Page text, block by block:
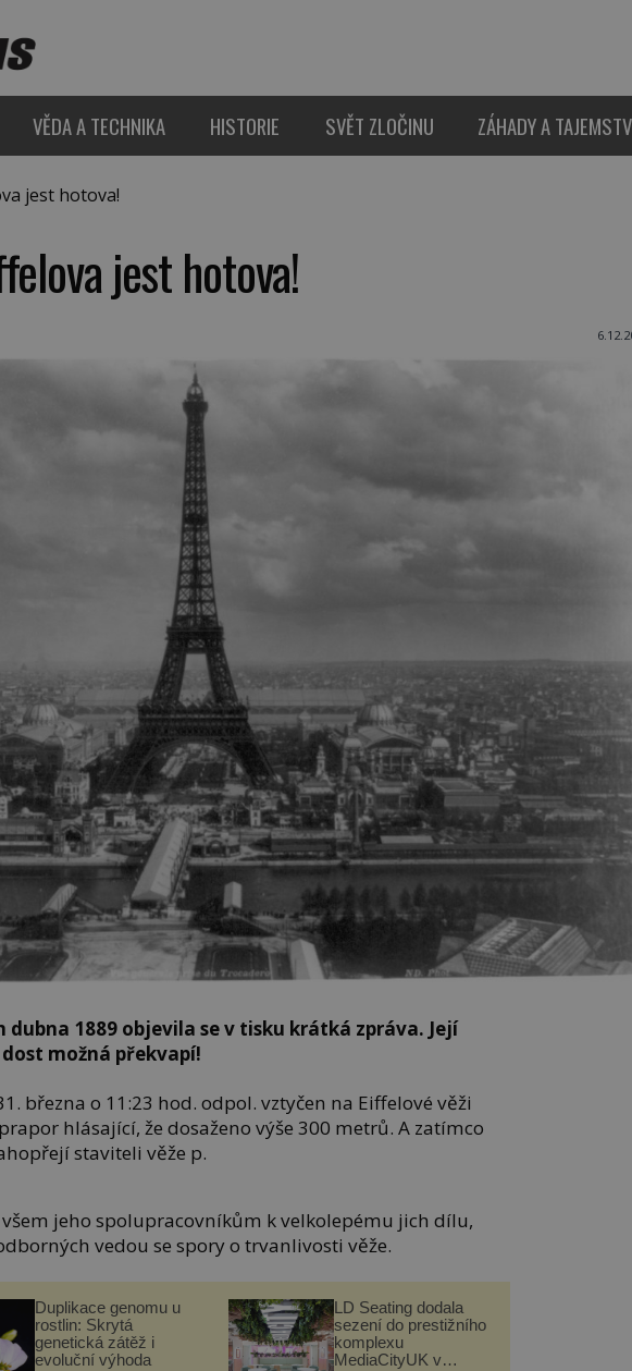
VĚDA A TECHNIKA HISTORIE SVĚT ZLOČINU ZÁHADY A
jest hotova!
jest hotova!
dubna 1889 objevila se v tisku krátká zpráva. Její
možná překvapí!
března o 11:23 hod. odpol. vztyčen na Eiffelové věži
hlásající, že dosaženo výše 300 metrů. A zatímco
staviteli věže p.
jeho spolupracovníkům k velkolepému jich dílu,
vedou se spory o trvanlivosti věže.
Duplikace genomu u
rostlin: Skrytá
genetická zátěž i
evoluční výhoda
LD Seating dodala
sezení do prestižního
komplexu
MediaCityUK v